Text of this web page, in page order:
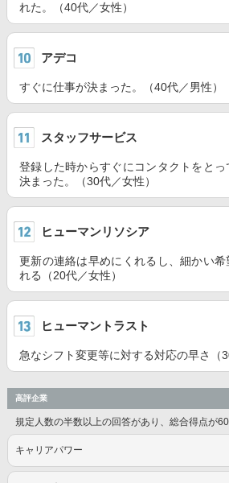
れた。（40代／女性）
アデコ
すぐに仕事が決まった。（40代／男性）
スタッフサービス
登録した時からすぐにコンタクトをと
決まった。（30代／女性）
ヒューマンリソシア
更新の連絡は早めにくれるし、細かい希
れる（20代／女性）
ヒューマントラスト
急なシフト変更等に対する対応の早さ（
高評企業
規定人数の半数以上の回答があり、総合得点が
キャリアパワー